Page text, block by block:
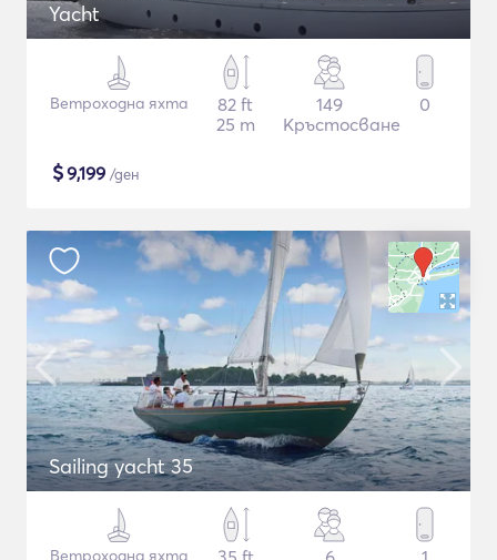
Yacht
Ветроходна яхта
82 ft
25 m
149
Кръстосване
0
$9,199 /ден
Sailing yacht 35
Ветроходна яхта